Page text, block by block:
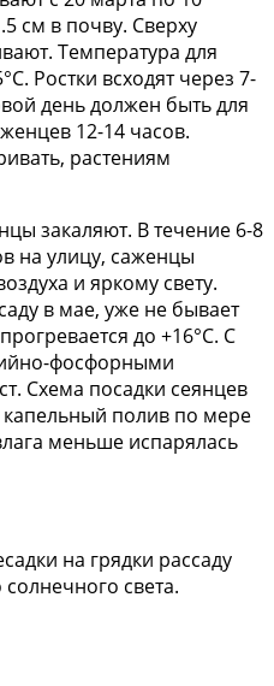
см в почву. Сверху
Температура для
Ростки всходят через 7-
день должен быть для
12-14 часов.
растениям
закаляют. В течение 6-8
на улицу, саженцы
и яркому свету.
в мае, уже не бывает
до +16°С. С
фосфорными
Схема посадки сеянцев
полив по мере
меньше испарялась
на грядки рассаду
света.